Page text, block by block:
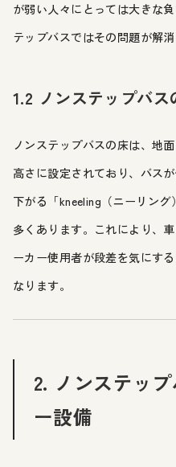
が弱い人々にとっては大きな
テップバスではその問題が解消
1.2 ノンステップバ
ノンステップバスの床は、地
高さに設定されており、バス
下がる「kneeling（ニーリン
多くあります。これにより、
ーカー使用者が段差を気にす
なります。
2. ノンステッ
ー設備